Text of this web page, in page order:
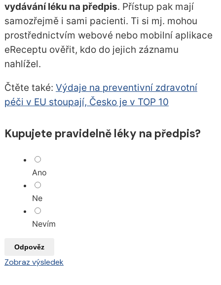
vydávání léku na předpis. Přístup pak mají
samozřejmě i sami pacienti. Ti si mj. mohou
prostřednictvím webové nebo mobilní aplikace
eReceptu ověřit, kdo do jejich záznamu
nahlížel.
Čtěte také: Výdaje na preventivní zdravotní
péči v EU stoupají, Česko je v TOP 10
Kupujete pravidelně léky na předpis?
Ano
Ne
Nevím
Odpověz
Zobraz výsledek